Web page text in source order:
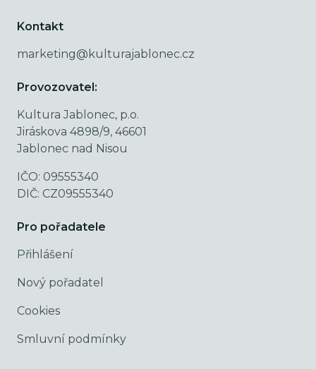
Kontakt
marketing@kulturajablonec.cz
Provozovatel:
Kultura Jablonec, p.o.
Jiráskova 4898/9, 46601
Jablonec nad Nisou
IČO: 09555340
DIČ: CZ09555340
Pro pořadatele
Přihlášení
Nový pořadatel
Cookies
Smluvní podmínky